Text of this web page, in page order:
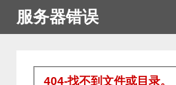
服务器错误
404-找不到文件或目录。